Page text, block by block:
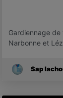
Gardiennage
Narbonne et
Sap